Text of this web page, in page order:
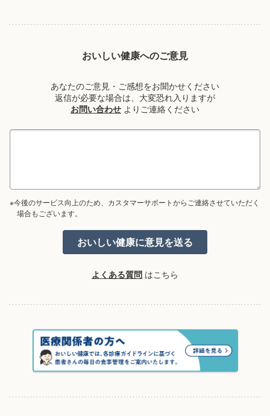
おいしい健康へのご意見
あなたのご意見・ご感想をお聞かせください
返信が必要な場合は、大変恐れ入りますが
お問い合わせ よりご連絡ください
※今後のサービス向上のため、カスタマーサポートからご連絡させていただく
場合もございます。
よくある質問 はこちら